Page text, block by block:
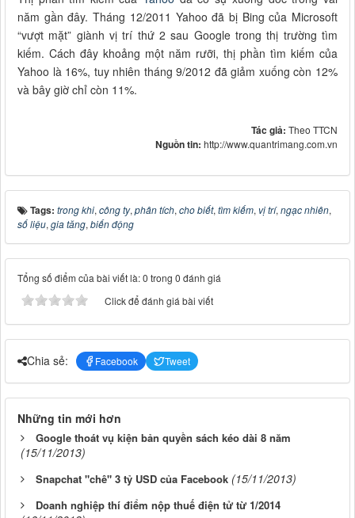
năm gần đây. Tháng 12/2011 Yahoo đã bị Bing của Microsoft
“vượt mặt” giành vị trí thứ 2 sau Google trong thị trường tìm
kiếm. Cách đây khoảng một năm rưỡi, thị phần tìm kiếm của
Yahoo là 16%, tuy nhiên tháng 9/2012 đã giảm xuống còn 12%
và bây giờ chỉ còn 11%.
Tác giả: Theo TTCN
Nguồn tin: http://www.quantrimang.com.vn
Tags: trong khi, công ty, phân tích, cho biết, tìm kiếm, vị trí, ngạc nhiên,
số liệu, gia tăng, biến động
Tổng số điểm của bài viết là: 0 trong 0 đánh giá
Click để đánh giá bài viết
Chia sẻ: Facebook Tweet
Những tin mới hơn
Google thoát vụ kiện bản quyền sách kéo dài 8 năm
(15/11/2013)
Snapchat "chê" 3 tỷ USD của Facebook (15/11/2013)
Doanh nghiệp thí điểm nộp thuế điện tử từ 1/2014